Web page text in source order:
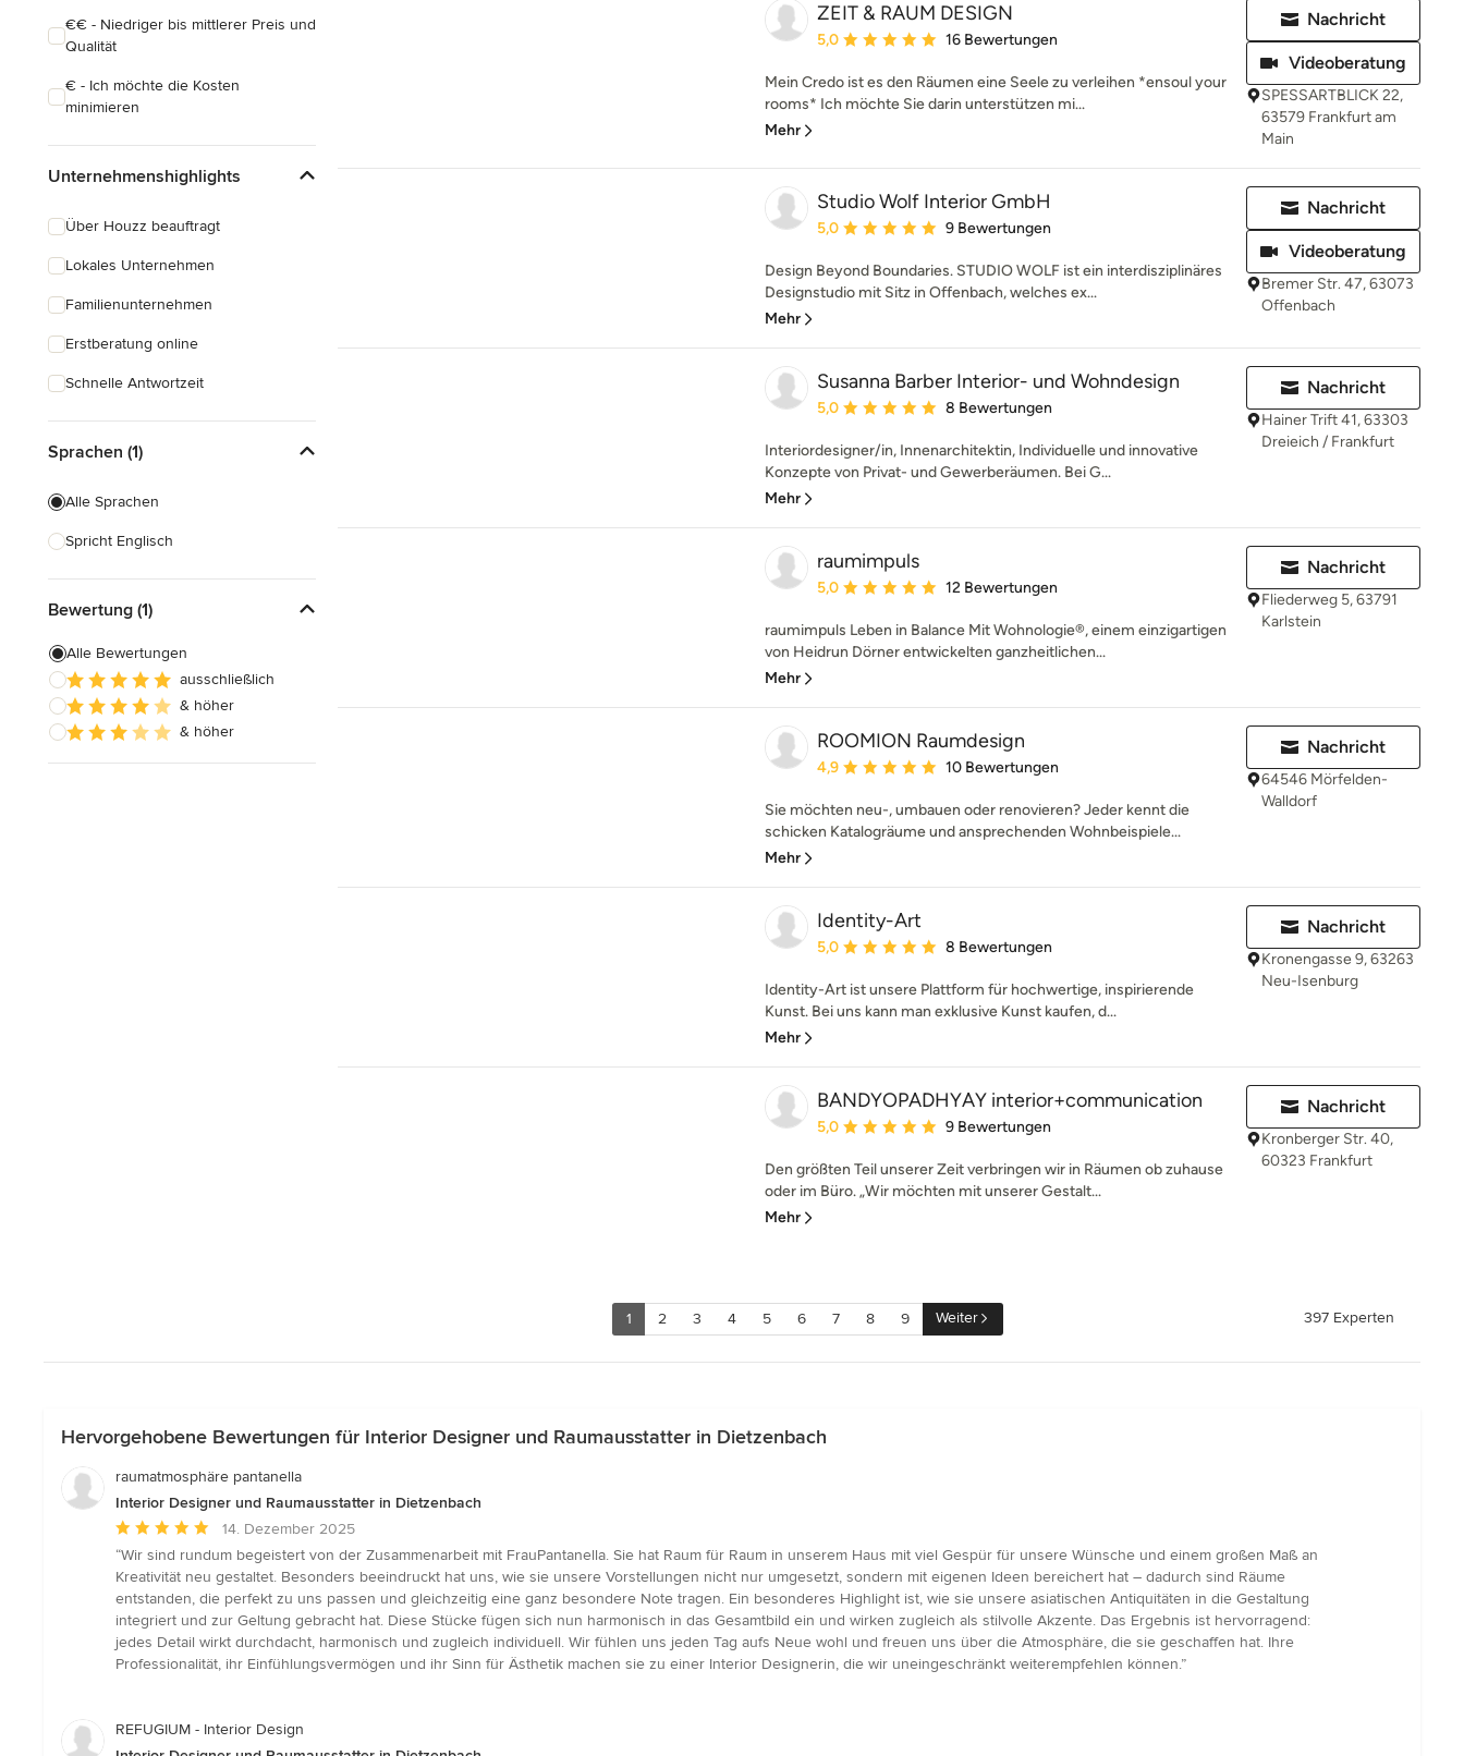
€€ - Niedriger bis mittlerer Preis und
Qualität
€ - Ich möchte die Kosten
minimieren
Unternehmenshighlights
Über Houzz beauftragt
Lokales Unternehmen
Familienunternehmen
Erstberatung online
Schnelle Antwortzeit
Sprachen (1)
Alle Sprachen
Spricht Englisch
Bewertung (1)
Alle Bewertungen
ausschließlich
& höher
& höher
ZEIT & RAUM DESIGN
Durchschnittliche Bewertung: 5 von 5 Sternen
5,0 16 Bewertungen
Mein Credo ist es den Räumen eine Seele zu verleihen *ensoul your
rooms* Ich möchte Sie darin unterstützen mi...
Mehr
Nachricht
Videoberatung
SPESSARTBLICK 22,
63579 Frankfurt am
Main
Studio Wolf Interior GmbH
Durchschnittliche Bewertung: 5 von 5 Sternen
5,0 9 Bewertungen
Design Beyond Boundaries. STUDIO WOLF ist ein interdisziplinäres
Designstudio mit Sitz in Offenbach, welches ex...
Mehr
Nachricht
Videoberatung
Bremer Str. 47, 63073
Offenbach
Susanna Barber Interior- und Wohndesign
Durchschnittliche Bewertung: 5 von 5 Sternen
5,0 8 Bewertungen
Interiordesigner/in, Innenarchitektin, Individuelle und innovative
Konzepte von Privat- und Gewerberäumen. Bei G...
Mehr
Nachricht
Hainer Trift 41, 63303
Dreieich / Frankfurt
raumimpuls
Durchschnittliche Bewertung: 5 von 5 Sternen
5,0 12 Bewertungen
raumimpuls Leben in Balance Mit Wohnologie®, einem einzigartigen
von Heidrun Dörner entwickelten ganzheitlichen...
Mehr
Nachricht
Fliederweg 5, 63791
Karlstein
ROOMION Raumdesign
Durchschnittliche Bewertung: 4.9 von 5 Sternen
4,9 10 Bewertungen
Sie möchten neu-, umbauen oder renovieren? Jeder kennt die
schicken Katalogräume und ansprechenden Wohnbeispiele...
Mehr
Nachricht
64546 Mörfelden-
Walldorf
Identity-Art
Durchschnittliche Bewertung: 5 von 5 Sternen
5,0 8 Bewertungen
Identity-Art ist unsere Plattform für hochwertige, inspirierende
Kunst. Bei uns kann man exklusive Kunst kaufen, d...
Mehr
Nachricht
Kronengasse 9, 63263
Neu-Isenburg
BANDYOPADHYAY interior+communication
Durchschnittliche Bewertung: 5 von 5 Sternen
5,0 9 Bewertungen
Den größten Teil unserer Zeit verbringen wir in Räumen ob zuhause
oder im Büro. „Wir möchten mit unserer Gestalt...
Mehr
Nachricht
Kronberger Str. 40,
60323 Frankfurt
1 2 3 4 5 6 7 8 9 Weiter 397 Experten
Hervorgehobene Bewertungen für Interior Designer und Raumausstatter in Dietzenbach
raumatmosphäre pantanella
Interior Designer und Raumausstatter in Dietzenbach
Durchschnittliche
Bewertung:
5
von
5
Sternen
14. Dezember 2025
“Wir sind rundum begeistert von der Zusammenarbeit mit FrauPantanella. Sie hat Raum für Raum in unserem Haus mit viel Gespür für unsere Wünsche und einem großen Maß an
Kreativität neu gestaltet. Besonders beeindruckt hat uns, wie sie unsere Vorstellungen nicht nur umgesetzt, sondern mit eigenen Ideen bereichert hat – dadurch sind Räume
entstanden, die perfekt zu uns passen und gleichzeitig eine ganz besondere Note tragen. Ein besonderes Highlight ist, wie sie unsere asiatischen Antiquitäten in die Gestaltung
integriert und zur Geltung gebracht hat. Diese Stücke fügen sich nun harmonisch in das Gesamtbild ein und wirken zugleich als stilvolle Akzente. Das Ergebnis ist hervorragend:
jedes Detail wirkt durchdacht, harmonisch und zugleich individuell. Wir fühlen uns jeden Tag aufs Neue wohl und freuen uns über die Atmosphäre, die sie geschaffen hat. Ihre
Professionalität, ihr Einfühlungsvermögen und ihr Sinn für Ästhetik machen sie zu einer Interior Designerin, die wir uneingeschränkt weiterempfehlen können.”
REFUGIUM - Interior Design